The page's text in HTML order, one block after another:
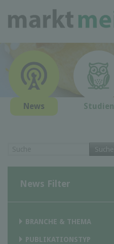
News Studien
Suche
News Filter
BRANCHE & THEMA
PUBLIKATIONSTYP